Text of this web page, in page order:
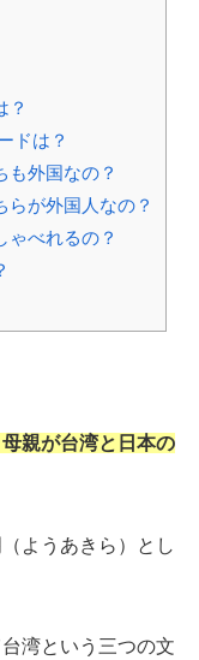
？
ドは？
も外国なの？
らが外国人なの？
ゃべれるの？
親が台湾と日本の
ようあきら）とし
湾という三つの文